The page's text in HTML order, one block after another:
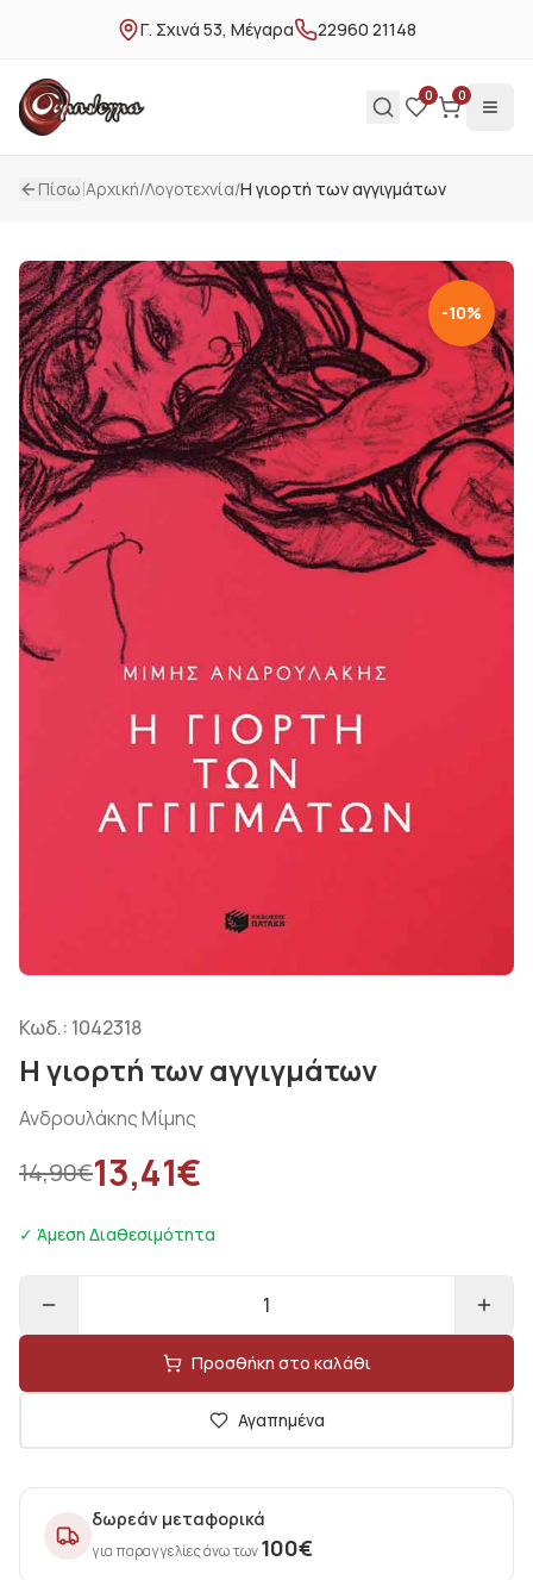
Γ. Σχινά 53, Μέγαρα 22960 21148
0 0
Πίσω|Αρχική/Λογοτεχνία/Η γιορτή των αγγιγμάτων
-10%
Κωδ.: 1042318
Η γιορτή των αγγιγμάτων
Ανδρουλάκης Μίμης
14,90€13,41€
✓ Άμεση Διαθεσιμότητα
1
Προσθήκη στο καλάθι
Αγαπημένα
δωρεάν μεταφορικά
για παραγγελίες άνω των100€